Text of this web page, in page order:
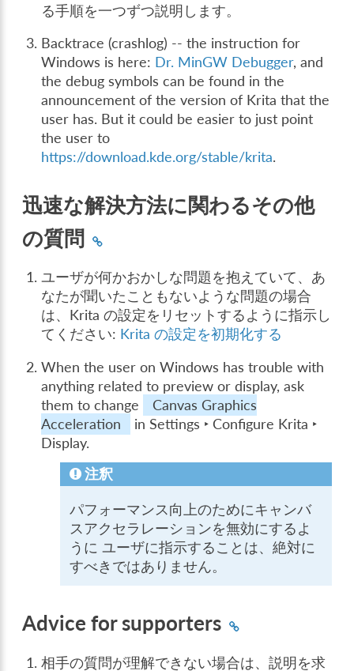
る手順を一つずつ説明します。
Backtrace (crashlog) -- the instruction for
Windows is here: Dr. MinGW Debugger, and
the debug symbols can be found in the
announcement of the version of Krita that the
user has. But it could be easier to just point
the user to
https://download.kde.org/stable/krita.
迅速な解決方法に関わるその他
の質問
ユーザが何かおかしな問題を抱えていて、あ
なたが聞いたこともないような問題の場合
は、Krita の設定をリセットするように指示し
てください: Krita の設定を初期化する
When the user on Windows has trouble with
anything related to preview or display, ask
them to change
Canvas Graphics
Acceleration
inSettings ‣ Configure Krita ‣
Display.
注釈
パフォーマンス向上のためにキャンバ
スアクセラレーションを無効にするよ
うに ユーザに指示することは、絶対に
すべきではありません。
Advice for supporters
相手の質問が理解できない場合は、説明を求